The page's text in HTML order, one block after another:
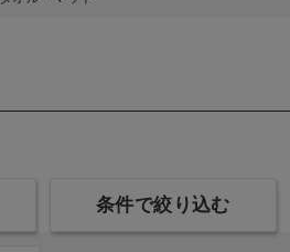
条件で絞り込む